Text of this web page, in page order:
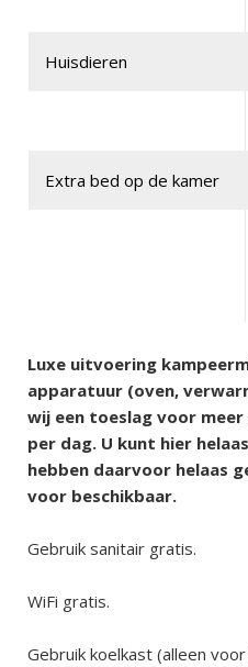
Huisdieren
Extra bed op de kamer
Luxe uitvoering
apparatuur (oven,
wij een toeslag voor
per dag. U kunt hier
hebben daarvoor helaas
voor beschikbaar.
Gebruik sanitair gratis.
WiFi gratis.
Gebruik koelkast (alleen